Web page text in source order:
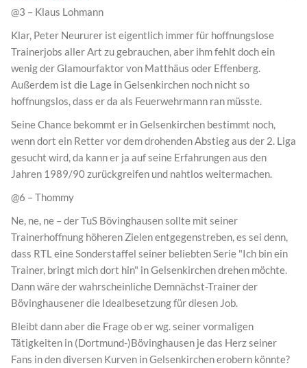
@3 – Klaus Lohmann
Klar, Peter Neururer ist eigentlich immer für hoffnungslose
Trainerjobs aller Art zu gebrauchen, aber ihm fehlt doch ein
wenig der Glamourfaktor von Matthäus oder Effenberg.
Außerdem ist die Lage in Gelsenkirchen noch nicht so
hoffnungslos, dass er da als Feuerwehrmann ran müsste.
Seine Chance bekommt er in Gelsenkirchen bestimmt noch,
wenn dort ein Retter vor dem drohenden Abstieg aus der 2. Liga
gesucht wird, da kann er ja auf seine Erfahrungen aus den
Jahren 1989/90 zurückgreifen und nahtlos weitermachen.
@6 – Thommy
Ne, ne, ne – der TuS Bövinghausen sollte mit seiner
Trainerhoffnung höheren Zielen entgegenstreben, es sei denn,
dass RTL eine Sonderstaffel seiner beliebten Serie "Ich bin ein
Trainer, bringt mich dort hin" in Gelsenkirchen drehen möchte.
Dann wäre der wahrscheinliche Demnächst-Trainer der
Bövinghausener die Idealbesetzung für diesen Job.
Bleibt dann aber die Frage ob er wg. seiner vormaligen
Tätigkeiten in (Dortmund-)Bövinghausen je das Herz seiner
Fans in den diversen Kurven in Gelsenkirchen erobern könnte?